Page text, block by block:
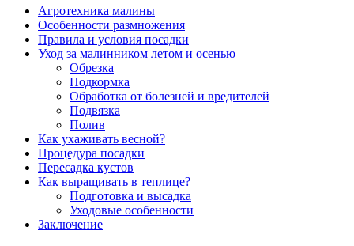
Агротехника малины
Особенности размножения
Правила и условия посадки
Уход за малинником летом и осенью
Обрезка
Подкормка
Обработка от болезней и вредителей
Подвязка
Полив
Как ухаживать весной?
Процедура посадки
Пересадка кустов
Как выращивать в теплице?
Подготовка и высадка
Уходовые особенности
Заключение